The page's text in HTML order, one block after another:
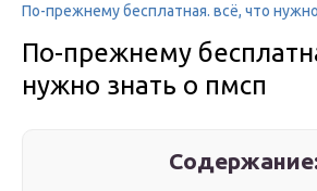
По-прежнему бесплатная. всё, что
По-прежнему
нужно знать о пмсп